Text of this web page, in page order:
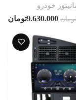
خودرو
تومان 9.630.000تومان